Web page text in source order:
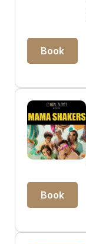
Book
Book